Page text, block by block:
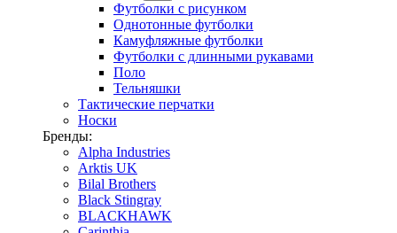
Футболки с рисунком
Однотонные футболки
Камуфляжные футболки
Футболки с длинными рукавами
Поло
Тельняшки
Тактические перчатки
Носки
Бренды:
Alpha Industries
Arktis UK
Bilal Brothers
Black Stingray
BLACKHAWK